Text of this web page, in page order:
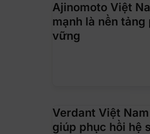
Ajinomoto Việt
mạnh là nền tảng
vững
Verdant Việt
giúp phục hồi hệ